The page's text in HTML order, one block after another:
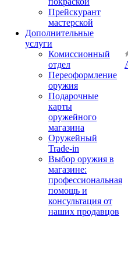
Прейскурант
мастерской
Дополнительные
услуги
Комиссионный
отдел
Переоформление
оружия
Подарочные
карты
оружейного
магазина
Оружейный
Trade-in
Выбор оружия в
магазине:
профессиональная
помощь и
консультация от
наших продавцов